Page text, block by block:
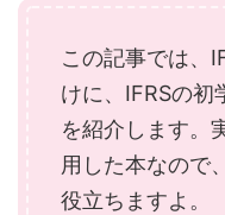
この記事では、
けに、IFRSの初
を紹介します。
用した本なので
役立ちますよ。